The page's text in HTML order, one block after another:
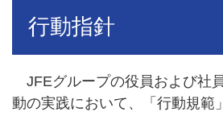
行動指針
JFEグループの役員および社
動の実践において、「行動規範